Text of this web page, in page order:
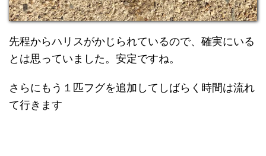
先程からハリスがかじられているので、確実にいる
とは思っていました。安定ですね。
さらにもう１匹フグを追加してしばらく時間は流れ
て行きます